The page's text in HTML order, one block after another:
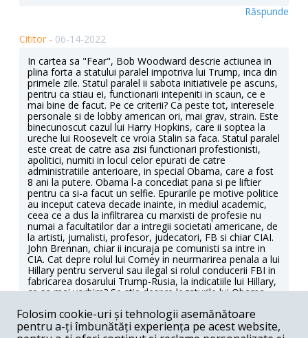
Răspunde
Cititor - 06-14-2022
In cartea sa "Fear", Bob Woodward descrie actiunea in
plina forta a statului paralel impotriva lui Trump, inca din
primele zile. Statul paralel ii sabota initiativele pe ascuns,
pentru ca stiau ei, functionarii intepeniti in scaun, ce e
mai bine de facut. Pe ce criterii? Ca peste tot, interesele
personale si de lobby american ori, mai grav, strain. Este
binecunoscut cazul lui Harry Hopkins, care ii soptea la
ureche lui Roosevelt ce vroia Stalin sa faca. Statul paralel
este creat de catre asa zisi functionari profestionisti,
apolitici, numiti in locul celor epurati de catre
administratiile anterioare, in special Obama, care a fost
8 ani la putere. Obama l-a concediat pana si pe liftier
pentru ca si-a facut un selfie. Epurarile pe motive politice
au inceput cateva decade inainte, in mediul academic,
ceea ce a dus la infiltrarea cu marxisti de profesie nu
numai a facultatilor dar a intregii societati americane, de
la artisti, jurnalisti, profesor, judecatori, FB si chiar CIAI.
John Brennan, chiar ii incuraja pe comunisti sa intre in
CIA. Cat depre rolul lui Comey in neurmarirea penala a lui
Hillary pentru serverul sau ilegal si rolul conducerii FBI in
fabricarea dosarului Trump-Rusia, la indicatiile lui Hillary,
ce sa mai vorbim? Se stie despre legaturile lui Obama,
Europa. Zilele astea, au aparut informatii despre
epurarile in randul FBI pe motive politice, si probabil alte
Folosim cookie-uri și tehnologii asemănătoare
pentru a-ți îmbunătăți experiența pe acest website,